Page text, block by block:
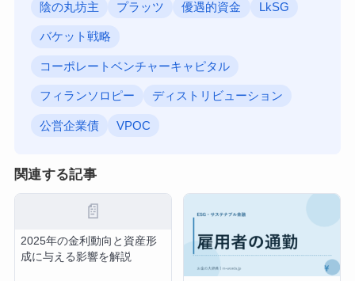
陰の丸坊主 プラッツ 優遇的資金 LkSG
バケット戦略
コーポレートベンチャーキャピタル
フィランソロピー ディストリビューション
公営企業債 VPOC
関連する記事
📄
2025年の金利動向と資産形
成に与える影響を解説